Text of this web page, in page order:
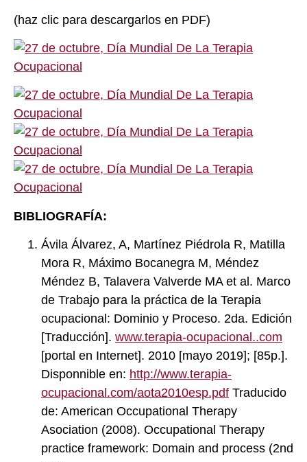
(haz clic para descargarlos en PDF)
BIBLIOGRAFÍA:
Ávila Álvarez, A, Martínez Piédrola R, Matilla
Mora R, Máximo Bocanegra M, Méndez
Méndez B, Talavera Valverde MA et al. Marco
de Trabajo para la práctica de la Terapia
ocupacional: Dominio y Proceso. 2da. Edición
[Traducción]. www.terapia-ocupacional..com
[portal en Internet]. 2010 [mayo 2019]; [85p.].
Disponnible en: http://www.terapia-
ocupacional.com/aota2010esp.pdf Traducido
de: American Occupational Therapy
Asociation (2008). Occupational Therapy
practice framework: Domain and process (2nd